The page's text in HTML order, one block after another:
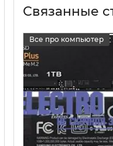
Связанные
Все про компьютер